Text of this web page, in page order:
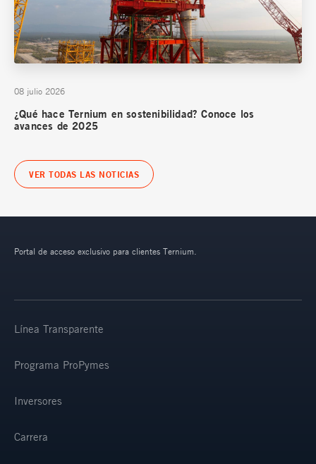
08 julio 2026
¿Qué hace Ternium en sostenibilidad? Conoce los
avances de 2025
VER TODAS LAS NOTICIAS
Portal de acceso exclusivo para clientes Ternium.
Línea Transparente
Programa ProPymes
Inversores
Carrera